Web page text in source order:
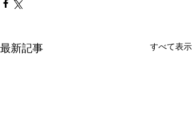
最新記事 すべて表示